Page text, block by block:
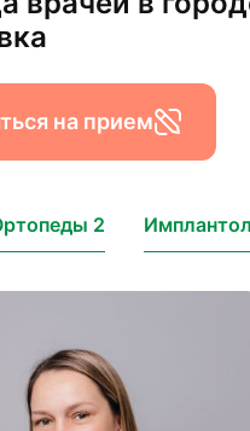
на прием
2